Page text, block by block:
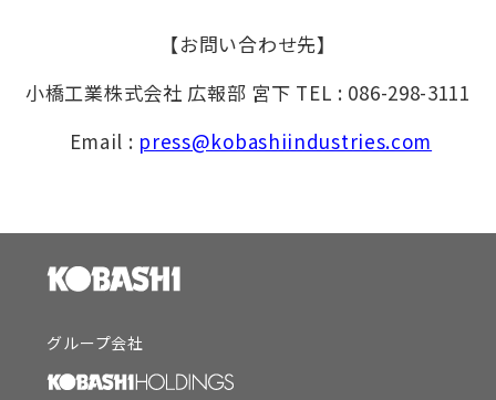
【お問い合わせ先】
小橋工業株式会社 広報部 宮下 TEL : 086-298-3111
Email : press@kobashiindustries.com
グループ会社